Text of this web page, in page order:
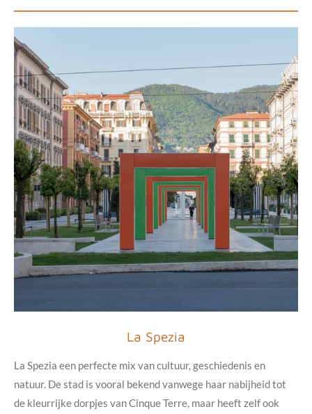
La Spezia
La Spezia een perfecte mix van cultuur, geschiedenis en
natuur. De stad is vooral bekend vanwege haar nabijheid tot
de kleurrijke dorpjes van Cinque Terre, maar heeft zelf ook